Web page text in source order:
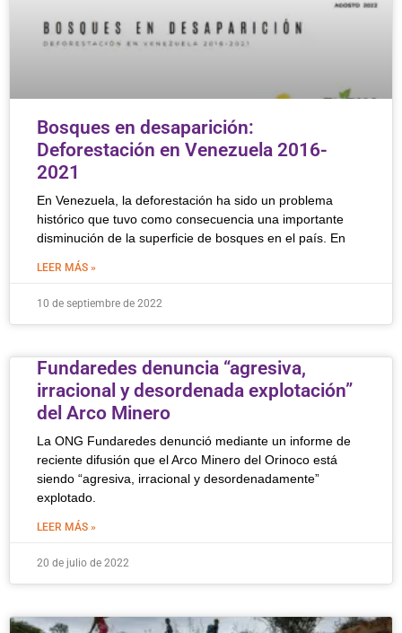
Bosques en desaparición:
Deforestación en Venezuela 2016-
2021
En Venezuela, la deforestación ha sido un problema
histórico que tuvo como consecuencia una importante
disminución de la superficie de bosques en el país. En
LEER MÁS »
10 de septiembre de 2022
Fundaredes denuncia “agresiva,
irracional y desordenada explotación”
del Arco Minero
La ONG Fundaredes denunció mediante un informe de
reciente difusión que el Arco Minero del Orinoco está
siendo “agresiva, irracional y desordenadamente”
explotado.
LEER MÁS »
20 de julio de 2022